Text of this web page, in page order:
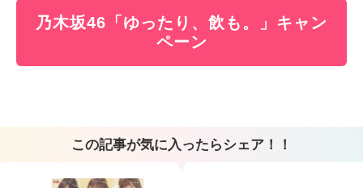
乃木坂46「ゆったり、飲も。」キャン
ペーン
この記事が気に入ったらシェア！！